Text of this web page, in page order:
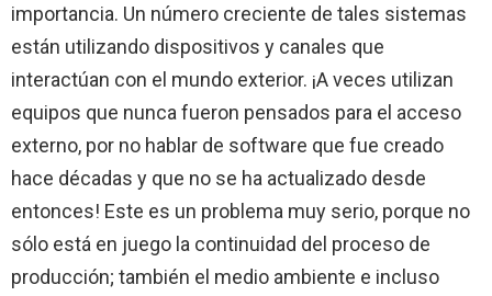
importancia. Un número creciente de tales sistemas
están utilizando dispositivos y canales que
interactúan con el mundo exterior. ¡A veces utilizan
equipos que nunca fueron pensados para el acceso
externo, por no hablar de software que fue creado
hace décadas y que no se ha actualizado desde
entonces! Este es un problema muy serio, porque no
sólo está en juego la continuidad del proceso de
producción; también el medio ambiente e incluso